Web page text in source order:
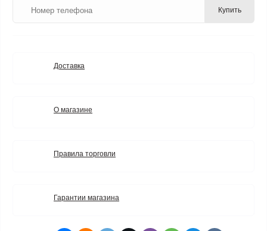
Купить
Доставка
О магазине
Правила торговли
Гарантии магазина